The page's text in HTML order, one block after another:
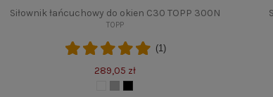
Siłownik łańcuchowy do okien C30 TOPP 300N
TOPP
(1)
289,05 zł